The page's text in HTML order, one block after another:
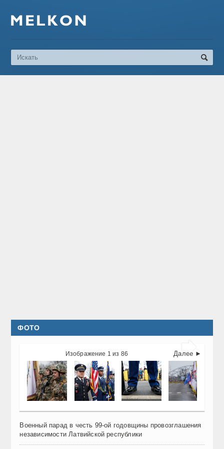
ФОТО

Далее ►
Изображение 1 из 86
Военный парад в честь 99-ой годовщины провозглашения
независимости Латвийской республики